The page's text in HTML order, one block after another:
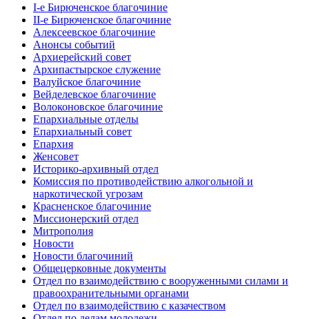
I-е Бирюченское благочиние
II-е Бирюченское благочиние
Алексеевское благочиние
Анонсы событий
Архиерейский совет
Архипастырское служение
Валуйское благочиние
Вейделевское благочиние
Волоконовское благочиние
Епархиальные отделы
Епархиальный совет
Епархия
Женсовет
Историко-архивный отдел
Комиссия по противодействию алкогольной и
наркотической угрозам
Красненское благочиние
Миссионерский отдел
Митрополия
Новости
Новости благочиний
Общецерковные документы
Отдел по взаимодействию с вооруженными силами и
правоохранительными органами
Отдел по взаимодействию с казачеством